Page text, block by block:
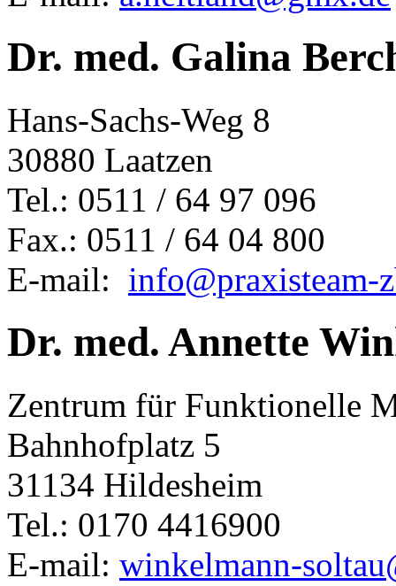
Dr. med. Galina
Hans-Sachs-Weg 8
30880 Laatzen
Tel.: 0511 / 64 97 096
Fax.: 0511 / 64 04 800
E-mail: info@praxisteam-
Dr. med. Annette
Zentrum für Funktionelle
Bahnhofplatz 5
31134 Hildesheim
Tel.: 0170 4416900
E-mail: winkelmann-